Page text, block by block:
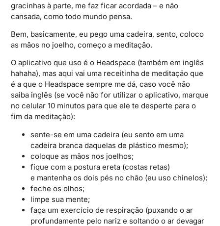
gracinhas à parte, me faz ficar acordada – e não
cansada, como todo mundo pensa.
Bem, basicamente, eu pego uma cadeira, sento, coloco
as mãos no joelho, começo a meditação.
O aplicativo que uso é o Headspace (também em inglês
hahaha), mas aqui vai uma receitinha de meditação que
é a que o Headspace sempre me dá, caso você não
saiba inglês (se você não for utilizar o aplicativo, marque
no celular 10 minutos para que ele te desperte para o
fim da meditação):
sente-se em uma cadeira (eu sento em uma
cadeira branca daquelas de plástico mesmo);
coloque as mãos nos joelhos;
fique com a postura ereta (costas retas)
e mantenha os dois pés no chão (eu uso chinelos);
feche os olhos;
limpe sua mente;
faça um exercício de respiração (puxando o ar
profundamente pelo nariz e soltando o ar devagar